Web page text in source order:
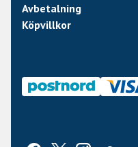
Avbetalning
Köpvillkor